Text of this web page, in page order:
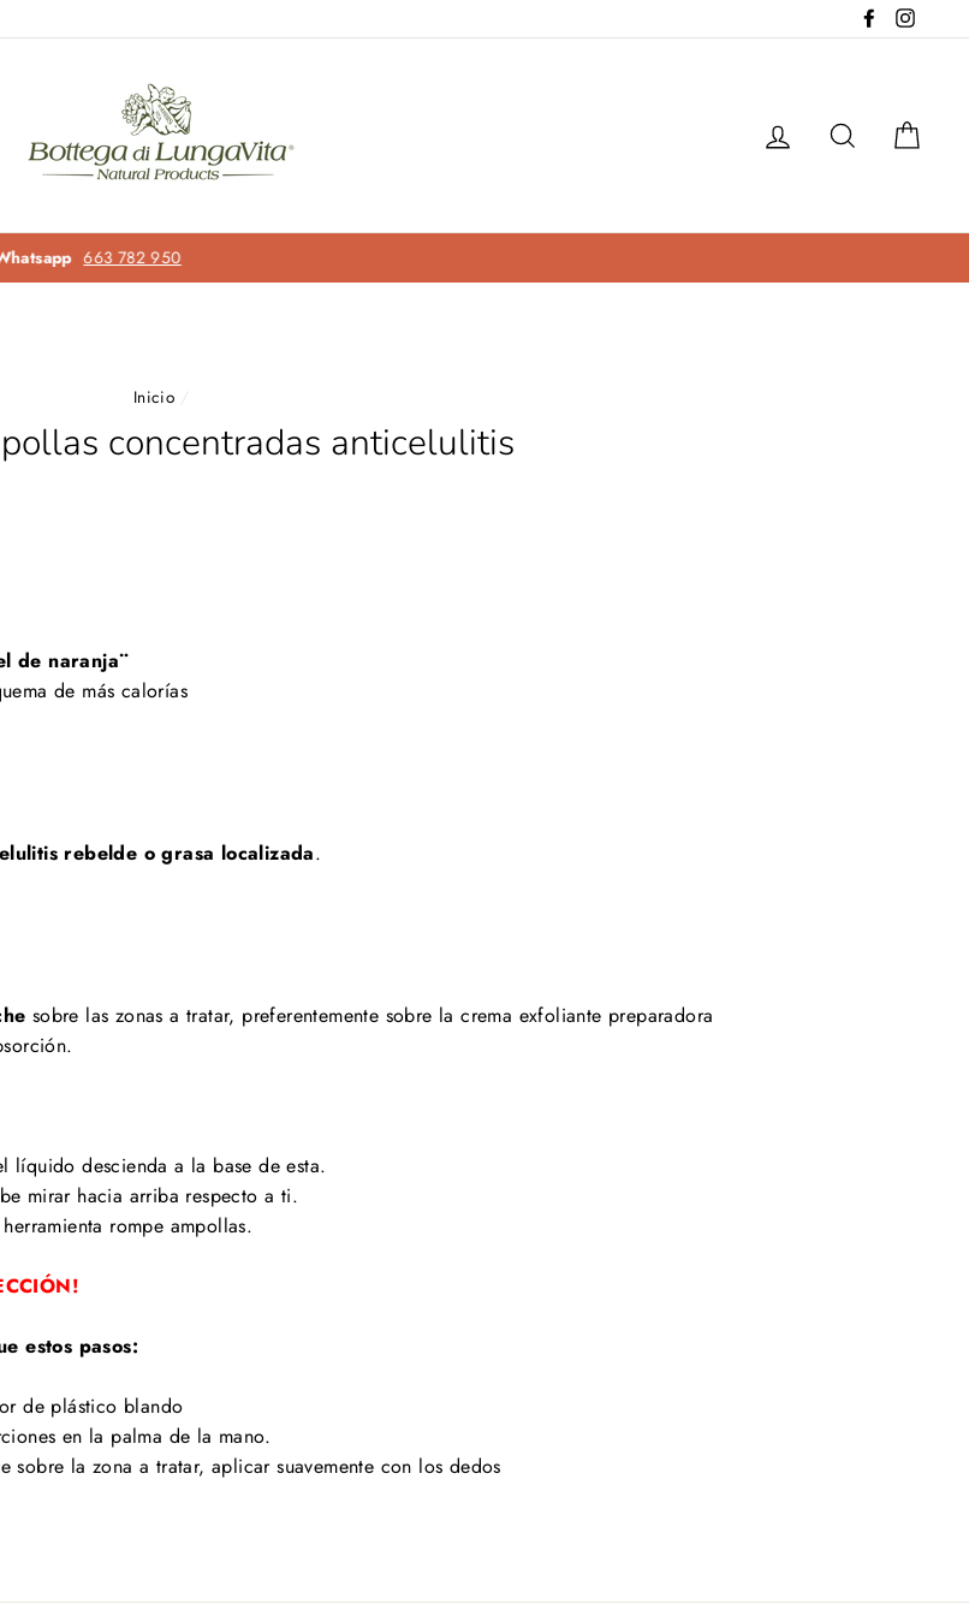
Facebook
Ingresar Buscar
Llámanos y te ayudamos
Inicio /
concentradas anticelulitis
de naranja¨
de más calorías
rebelde o grasa localizada.
sobre las zonas a tratar, preferentemente sobre la crema exfoliante preparadora
líquido descienda a la base de esta.
mirar hacia arriba respecto a ti.
rompe ampollas.
estos pasos:
de plástico blando
en la palma de la mano.
la zona a tratar, aplicar suavemente con los dedos